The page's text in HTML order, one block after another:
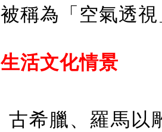
被稱為「空氣透
生活文化情景
古希臘、羅馬以